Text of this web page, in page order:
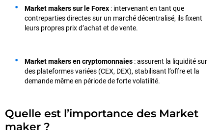
Market makers sur le Forex : intervenant en tant que
contreparties directes sur un marché décentralisé, ils fixent
leurs propres prix d’achat et de vente.
Market makers en cryptomonnaies : assurent la liquidité sur
des plateformes variées (CEX, DEX), stabilisant l’offre et la
demande même en période de forte volatilité.
Quelle est l’importance des Market
maker ?